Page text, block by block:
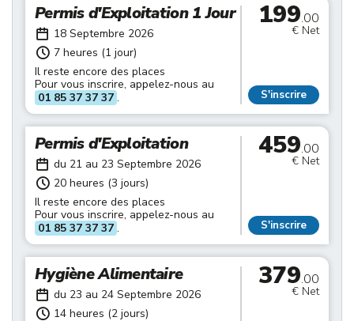
Permis d'Exploitation 1 Jour
18 Septembre 2026
7 heures (1 jour)
Il reste encore des places
Pour vous inscrire, appelez-nous au
01 85 37 37 37 .
199.00
€ Net
S'inscrire
Permis d'Exploitation
du 21 au 23 Septembre 2026
20 heures (3 jours)
Il reste encore des places
Pour vous inscrire, appelez-nous au
01 85 37 37 37 .
459.00
€ Net
S'inscrire
Hygiène Alimentaire
du 23 au 24 Septembre 2026
14 heures (2 jours)
379.00
€ Net